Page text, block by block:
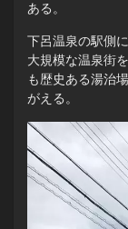
ある。
下呂温泉の駅側
大規模な温泉街
も歴史ある湯治
がえる。